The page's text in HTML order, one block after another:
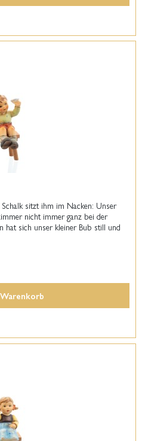
sitzt ihm im Nacken: Unser
nicht immer ganz bei der
hat sich unser kleiner Bub still und
Warenkorb